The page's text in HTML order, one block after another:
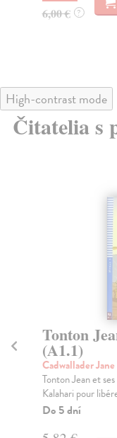
6,00 € ?
High-contrast mode
Čitatelia s
Tonton
(A1.1)
Cadwallader Jane
Tonton Jean et
Kalahari pour
Do 5 dní